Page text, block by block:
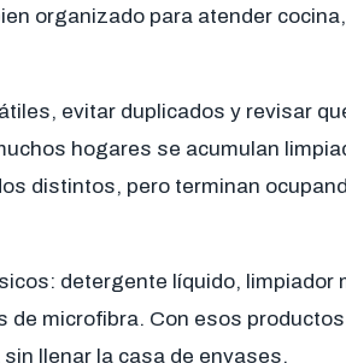
organizado para atender
evitar duplicados y revisar
hogares se acumulan
distintos, pero terminan
detergente líquido, limpiador
microfibra. Con esos
llenar la casa de envases.